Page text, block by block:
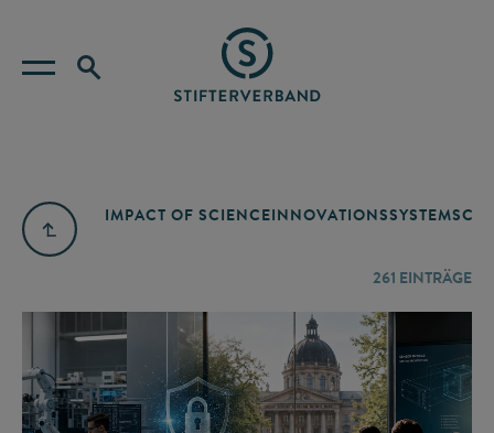
IMPACT OF SCIENCEINNOVATIONSSYSTEM
261 EINTRÄGE